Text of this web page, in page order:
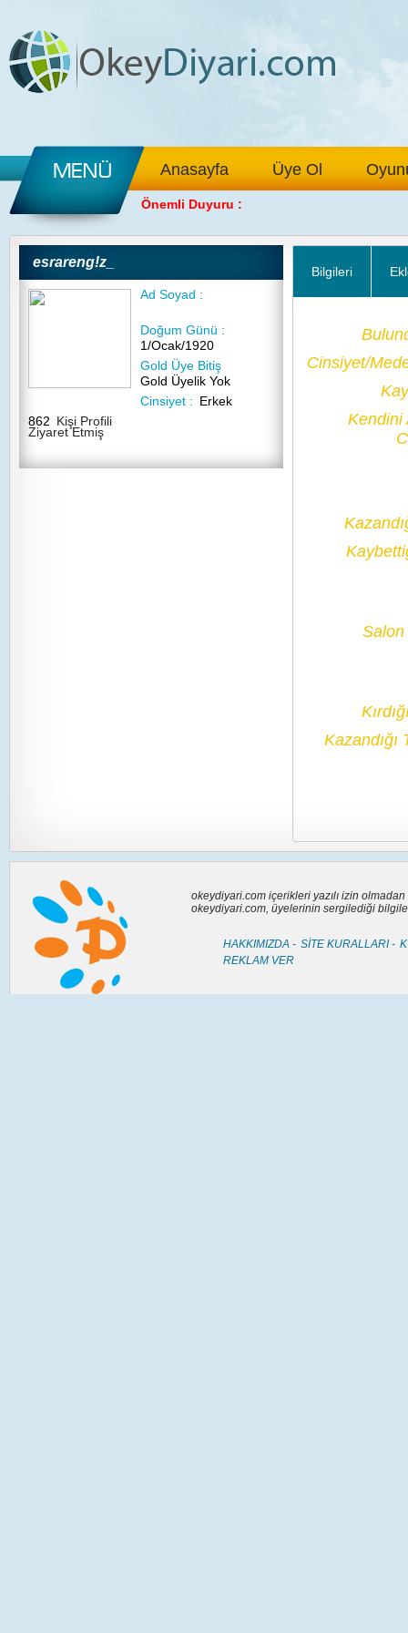
Anasayfa Üye Ol
Önemli Duyuru :
esrareng!z_
Ad Soyad :
Doğum Günü :
1/Ocak/1920
Gold Üye Bitiş
Gold Üyelik Yok
Cinsiyet : Erkek
862 Kişi Profili
Ziyaret Etmiş
Bilgileri
Cinsiyet/
Kendini
Kazandığı
okeydiyari.com içerikleri yazılı izin
okeydiyari.com, üyelerinin sergilediği
HAKKIMIZDA - SİTE KURALLARI -
REKLAM VER